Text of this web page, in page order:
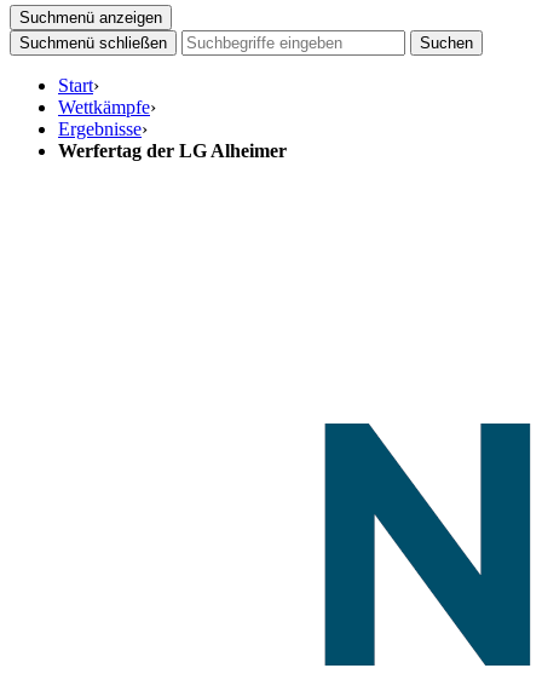
Suchmenü anzeigen
Suchmenü schließen
Suchen
Start›
Wettkämpfe›
Ergebnisse›
Werfertag der LG Alheimer